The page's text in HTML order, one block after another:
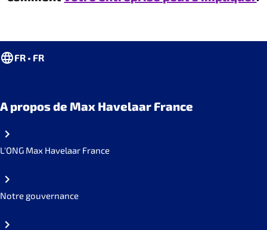
FR • FR
A propos de Max Havelaar France
L'ONG Max Havelaar France
Notre gouvernance